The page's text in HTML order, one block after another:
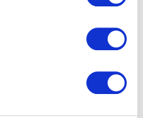
in voller Blüte –